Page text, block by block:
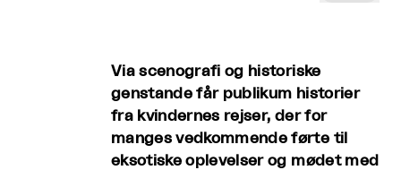
Via scenografi og historiske
genstande får publikum historier
fra kvindernes rejser, der for
manges vedkommende førte til
eksotiske oplevelser og mødet med